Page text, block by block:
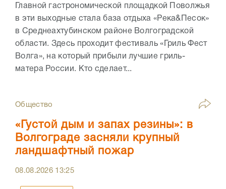
Главной гастрономической площадкой Поволжья
в эти выходные стала база отдыха «Река&Песок»
в Среднеахтубинском районе Волгоградской
области. Здесь проходит фестиваль «Гриль Фест
Волга», на который прибыли лучшие гриль-
матера России. Кто сделает...
Общество
«Густой дым и запах резины»: в
Волгограде засняли крупный
ландшафтный пожар
08.08.2026 13:25